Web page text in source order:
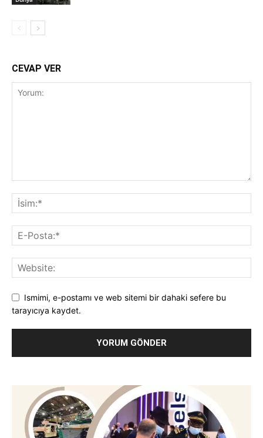
CEVAP VER
Ismimi, e-postamı ve web sitemi bir dahaki sefere bu
tarayıcıya kaydet.